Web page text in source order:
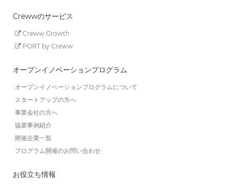
Crewwのサービス
Creww Growth
PORT by Creww
オープンイノベーションプログラム
オープンイノベーションプログラムについて
スタートアップの方へ
事業会社の方へ
協業事例紹介
開催企業一覧
プログラム開催のお問い合わせ
お役立ち情報